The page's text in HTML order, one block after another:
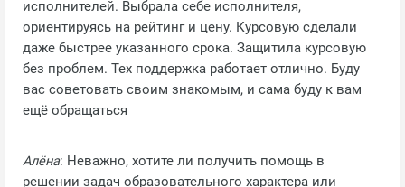
исполнителей. Выбрала себе исполнителя,
ориентируясь на рейтинг и цену. Курсовую сделали
даже быстрее указанного срока. Защитила курсовую
без проблем. Тех поддержка работает отлично. Буду
вас советовать своим знакомым, и сама буду к вам
ещё обращаться
Алёна: Неважно, хотите ли получить помощь в
решении задач образовательного характера или